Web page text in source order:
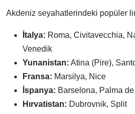
Akdeniz seyahatlerindeki popüler
İtalya: Roma, Civitavecchia,
Venedik
Yunanistan: Atina (Pire),
Fransa: Marsilya, Nice
İspanya: Barselona, Palma
Hırvatistan: Dubrovnik, Split